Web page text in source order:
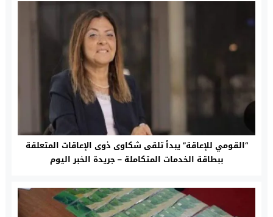
“القومي للإعاقة” يبدأ تلقى شكاوى ذوى الإعاقات المتعلقة
ببطاقة الخدمات المتكاملة – جريدة الخبر اليوم